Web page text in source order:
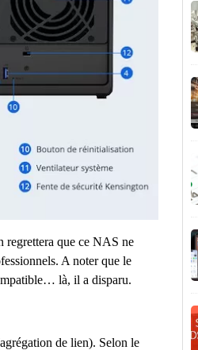
regrettera que ce NAS ne
A noter que le
là, il a disparu.
de lien). Selon le